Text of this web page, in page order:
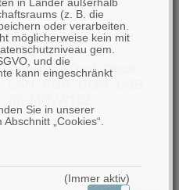
in Länder außerhalb
(z. B. die
oder verarbeiten.
möglicherweise kein mit
gem.
und die
kann eingeschränkt
Sie in unserer
Abschnitt „Cookies“.
(Immer aktiv)
Advantec Desk Dock